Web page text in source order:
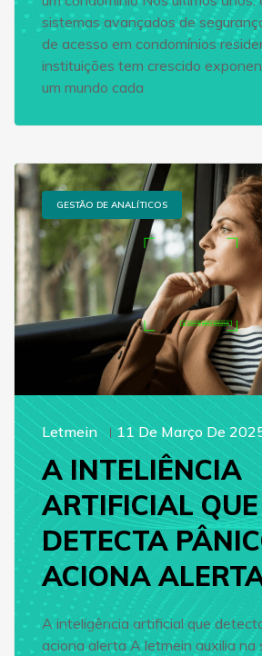
sistemas avançados de
de acesso em condomínios
instituições tem crescido
um mundo cada
GESTÃO DE ANALÍTICOS
Letmein 11 De Março De
A INTELIÊNCIA
ARTIFICIAL QUE
DETECTA
ACIONA
A inteligência artificial que
aciona alerta A letmein auxilia na